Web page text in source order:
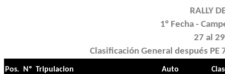
RALLY
1° Fecha -
27 al
Clasificación General después PE
Pos. Nº Tripulacion Auto